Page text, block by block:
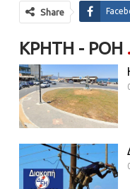
Share
ΚΡΉΤΗ - ΡΟΗ